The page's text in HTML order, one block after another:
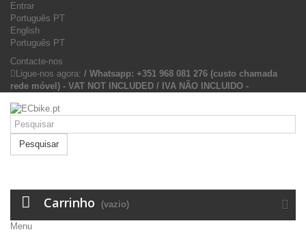
Entrar
Português PT
English
Português PT
Contacte-nos
Ligue-nos agora: / Whatsapp: +351 968 081 276 (custo chamada
rede móvel) - VAT NOT INCLUDED / IVA NÃO INCLUIDO -
Pesquisar
Carrinho (vazio)
Menu